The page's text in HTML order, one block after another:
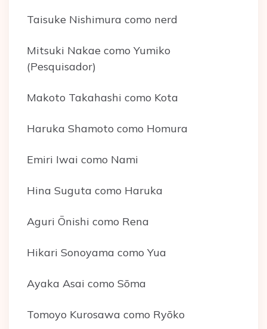
Taisuke Nishimura como nerd
Mitsuki Nakae como Yumiko
(Pesquisador)
Makoto Takahashi como Kota
Haruka Shamoto como Homura
Emiri Iwai como Nami
Hina Suguta como Haruka
Aguri Ōnishi como Rena
Hikari Sonoyama como Yua
Ayaka Asai como Sōma
Tomoyo Kurosawa como Ryōko